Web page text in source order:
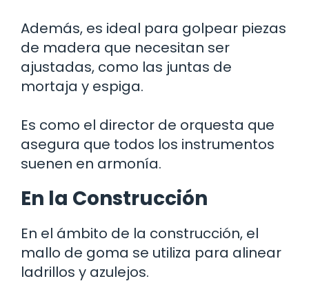
Además, es ideal para golpear piezas
de madera que necesitan ser
ajustadas, como las juntas de
mortaja y espiga.
Es como el director de orquesta que
asegura que todos los instrumentos
suenen en armonía.
En la Construcción
En el ámbito de la construcción, el
mallo de goma se utiliza para alinear
ladrillos y azulejos.